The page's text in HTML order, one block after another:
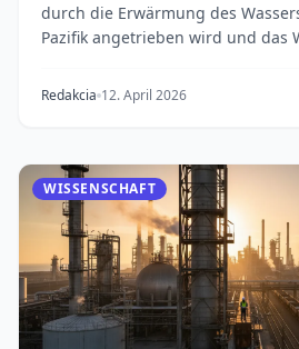
durch die Erwärmung des
Pazifik angetrieben wird und das
Redakcia 12. April 2026
WISSENSCHAFT